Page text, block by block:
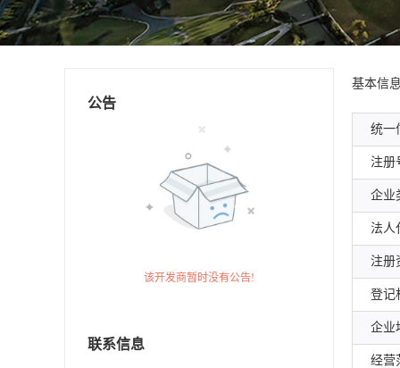
公告
该开发商暂时没有公告!
联系信息
基本信
统一
注册
企业
法人
注册
登记
企业
经营